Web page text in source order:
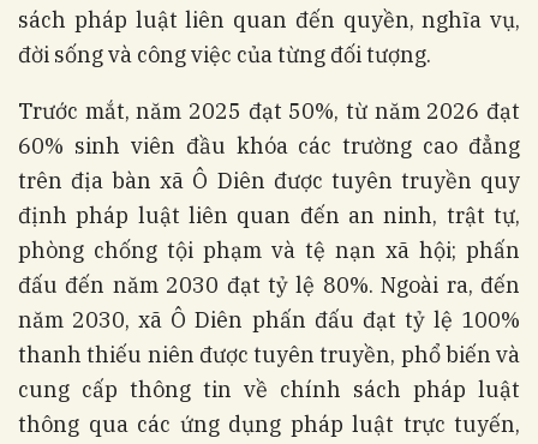
sách pháp luật liên quan đến quyền, nghĩa vụ,
đời sống và công việc của từng đối tượng.
Trước mắt, năm 2025 đạt 50%, từ năm 2026 đạt
60% sinh viên đầu khóa các trường cao đẳng
trên địa bàn xã Ô Diên được tuyên truyền quy
định pháp luật liên quan đến an ninh, trật tự,
phòng chống tội phạm và tệ nạn xã hội; phấn
đấu đến năm 2030 đạt tỷ lệ 80%. Ngoài ra, đến
năm 2030, xã Ô Diên phấn đấu đạt tỷ lệ 100%
thanh thiếu niên được tuyên truyền, phổ biến và
cung cấp thông tin về chính sách pháp luật
thông qua các ứng dụng pháp luật trực tuyến,